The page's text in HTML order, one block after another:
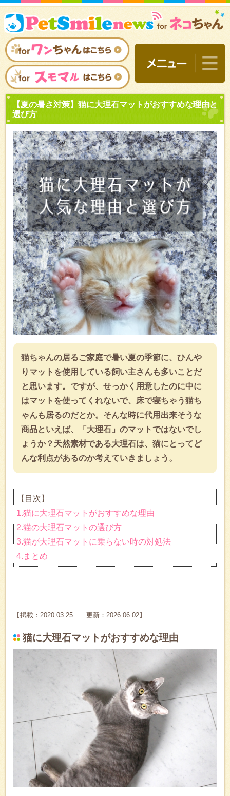
【夏の暑さ対策】猫に大理
選び方
猫ちゃんの居るご家庭で暑い夏の季節に、ひんや
りマットを使用している飼い主さんも多いことだ
と思います。ですが、せっかく用意したのに中に
はマットを使ってくれないで、床で寝ちゃう猫ち
ゃんも居るのだとか。そんな時に代用出来そうな
商品といえば、「大理石」のマットではないでし
ょうか？天然素材である大理石は、猫にとってど
んな利点があるのか考えていきましょう。
【目次】
1.猫に大理石マットがおすすめな理由
2.猫の大理石マットの選び方
3.猫が大理石マットに乗らない時の対処法
4.まとめ
【掲載：2020.03.25 更新：2026.06.02】
猫に大理石マットがおすすめな理由